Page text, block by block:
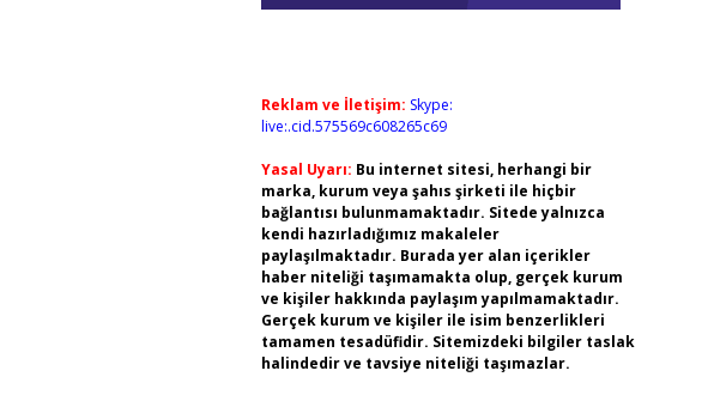
Reklam ve İletişim: Skype:
live:.cid.575569c608265c69
Yasal Uyarı: Bu internet sitesi, herhangi bir
marka, kurum veya şahıs şirketi ile hiçbir
bağlantısı bulunmamaktadır. Sitede yalnızca
kendi hazırladığımız makaleler
paylaşılmaktadır. Burada yer alan içerikler
haber niteliği taşımamakta olup, gerçek kurum
ve kişiler hakkında paylaşım yapılmamaktadır.
Gerçek kurum ve kişiler ile isim benzerlikleri
tamamen tesadüfidir. Sitemizdeki bilgiler taslak
halindedir ve tavsiye niteliği taşımazlar.